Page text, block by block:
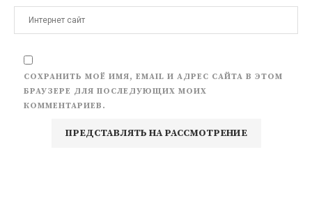
СОХРАНИТЬ МОЁ ИМЯ, EMAIL И АДРЕС САЙТА В ЭТОМ
БРАУЗЕРЕ ДЛЯ ПОСЛЕДУЮЩИХ МОИХ
КОММЕНТАРИЕВ.